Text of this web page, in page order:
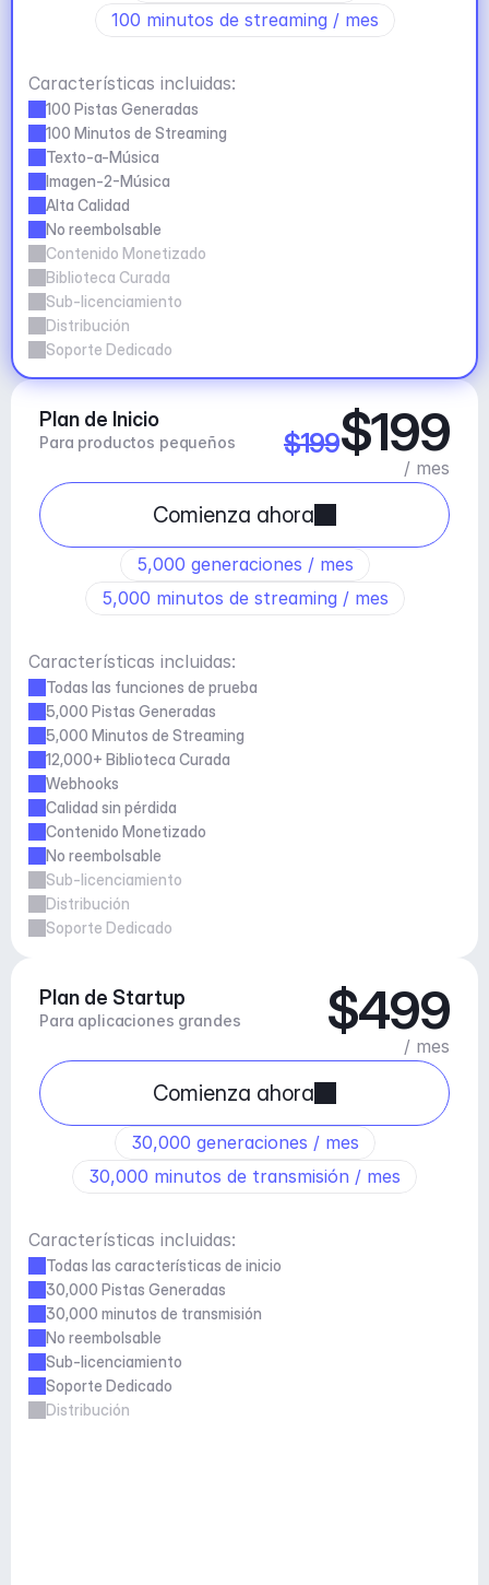
100 minutos de streaming / mes
Características incluidas:
100 Pistas Generadas
100 Minutos de Streaming
Texto-a-Música
Imagen-2-Música
Alta Calidad
No reembolsable
Contenido Monetizado
Biblioteca Curada
Sub-licenciamiento
Distribución
Soporte Dedicado
Plan de Inicio
Para productos pequeños $199$199
/ mes
Comienza ahora
5,000 generaciones / mes
5,000 minutos de streaming / mes
Características incluidas:
Todas las funciones de prueba
5,000 Pistas Generadas
5,000 Minutos de Streaming
12,000+ Biblioteca Curada
Webhooks
Calidad sin pérdida
Contenido Monetizado
No reembolsable
Sub-licenciamiento
Distribución
Soporte Dedicado
Plan de Startup
Para aplicaciones grandes $499
/ mes
Comienza ahora
30,000 generaciones / mes
30,000 minutos de transmisión / mes
Características incluidas:
Todas las características de inicio
30,000 Pistas Generadas
30,000 minutos de transmisión
No reembolsable
Sub-licenciamiento
Soporte Dedicado
Distribución